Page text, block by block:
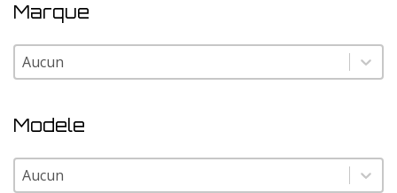
Marque
Marque
Marque
Modele
Modele
Modele